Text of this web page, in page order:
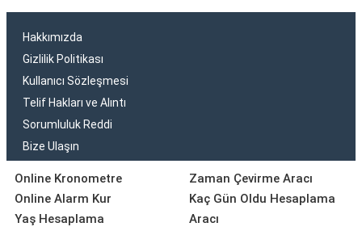
Hakkımızda
Gizlilik Politikası
Kullanıcı Sözleşmesi
Telif Hakları ve Alıntı
Sorumluluk Reddi
Bize Ulaşın
Online Kronometre
Online Alarm Kur
Yaş Hesaplama
Zaman Çevirme Aracı
Kaç Gün Oldu Hesaplama
Aracı